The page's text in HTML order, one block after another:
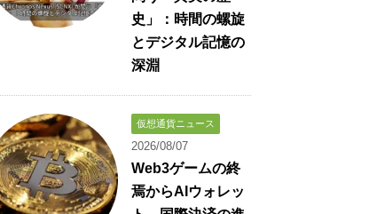
史」：時間の螺旋
とデジタル記憶の
深淵
仮想通貨ニュース
2026/08/07
Web3ゲームの終
焉からAIウォレッ